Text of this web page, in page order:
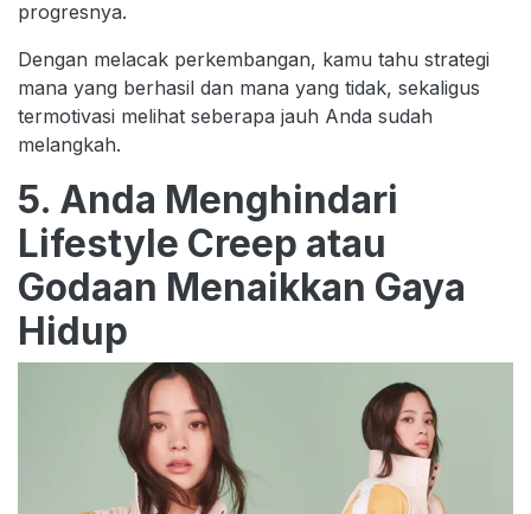
progresnya.
Dengan melacak perkembangan, kamu tahu strategi
mana yang berhasil dan mana yang tidak, sekaligus
termotivasi melihat seberapa jauh Anda sudah
melangkah.
5. Anda Menghindari
Lifestyle Creep atau
Godaan Menaikkan Gaya
Hidup